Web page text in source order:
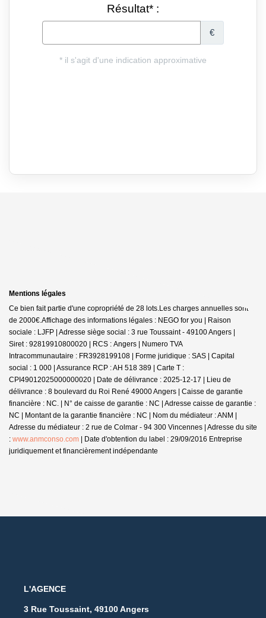
Mentions légales
Ce bien fait partie d'une copropriété de 28 lots.Les charges annuelles sont
de 2000€.Affichage des informations légales : NEGO for you | Raison
sociale : LJFP | Adresse siège social : 3 rue Toussaint - 49100 Angers |
Siret : 92819910800020 | RCS : Angers | Numero TVA
Intracommunautaire : FR3928199108 | Forme juridique : SAS | Capital
social : 1 000 | Assurance RCP : AH 518 389 | Carte T :
CPI49012025000000020 | Date de délivrance : 2025-12-17 | Lieu de
délivrance : 8 boulevard du Roi René 49000 Angers | Caisse de garantie
financière : NC. | N° de caisse de garantie : NC | Adresse caisse de garantie :
NC | Montant de la garantie financière : NC | Nom du médiateur : ANM |
Adresse du médiateur : 2 rue de Colmar - 94 300 Vincennes | Adresse du site
: www.anmconso.com | Date d'obtention du label : 29/09/2016 Entreprise
juridiquement et financièrement indépendante
L'AGENCE
3 Rue Toussaint, 49100 Angers